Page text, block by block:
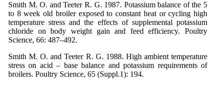
Smith M. O. and Teeter R. G. 1987. Potassium balance of the 5
to 8 week old broiler exposed to constant heat or cycling high
temperature stress and the effects of supplemental potassium
chloride on body weight gain and feed efficiency. Poultry
Science, 66: 487–492.
Smith M. O. and Teeter R. G. 1988. High ambient temperature
stress on acid – base balance and potassium requirements of
broilers. Poultry Science, 65 (Suppl.1): 194.